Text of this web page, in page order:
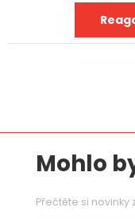
Mohlo
Přečtěte si